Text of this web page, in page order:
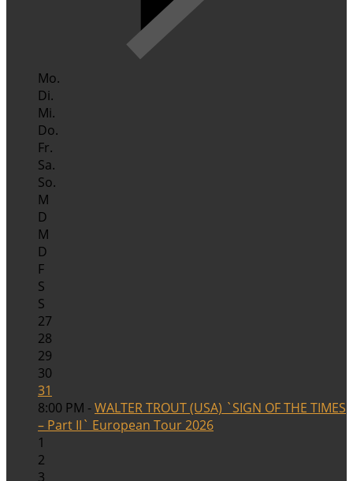
Mo.
Di.
Mi.
Do.
Fr.
Sa.
So.
M
D
M
D
F
S
S
27
28
29
30
31
8:00 PM -WALTER TROUT (USA) `SIGN OF THE TIMES
– Part II` European Tour 2026
1
2
3